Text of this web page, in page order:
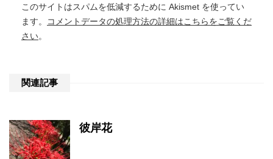
このサイトはスパムを低減するために Akismet を使ってい
ます。
コメントデータの処理方法の詳細はこちらをご覧くだ
さい。
関連記事
彼岸花